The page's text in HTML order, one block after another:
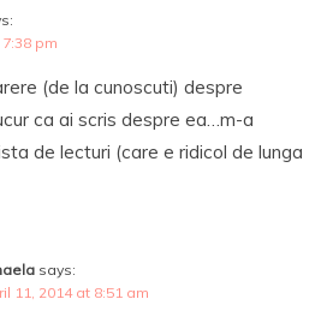
pm
(de la cunoscuti) despre
ca ai scris despre ea…m-a
de lecturi (care e ridicol de lunga
says:
11, 2014 at 8:51 am